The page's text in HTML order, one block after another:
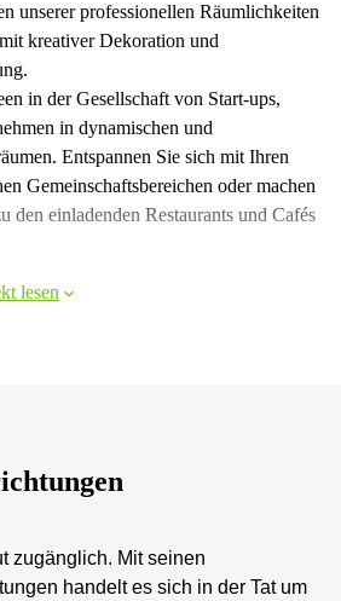
unserer professionellen Räumlichkeiten
kreativer Dekoration und
in der Gesellschaft von Start-ups,
in dynamischen und
Entspannen Sie sich mit Ihren
Gemeinschaftsbereichen oder machen
den einladenden Restaurants und Cafés
lesen
zugänglich. Mit seinen
handelt es sich in der Tat um